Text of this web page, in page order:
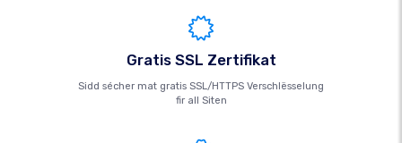
Gratis SSL Zertifikat
Sidd sécher mat gratis SSL/HTTPS Verschlësselung
fir all Siten